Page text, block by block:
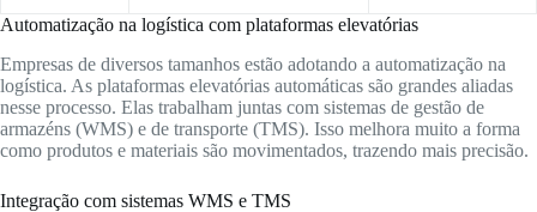
Automatização na logística com plataformas elevatórias
Empresas de diversos tamanhos estão adotando a automatização na
logística. As plataformas elevatórias automáticas são grandes aliadas
nesse processo. Elas trabalham juntas com sistemas de gestão de
armazéns (WMS) e de transporte (TMS). Isso melhora muito a forma
como produtos e materiais são movimentados, trazendo mais precisão.
Integração com sistemas WMS e TMS